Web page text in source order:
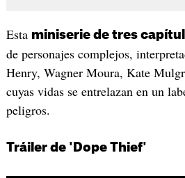
Esta miniserie de tres
de personajes complejos,
Henry, Wagner Moura, Kate
cuyas vidas se entrelazan en un
peligros.
Tráiler de 'Dope Thief'